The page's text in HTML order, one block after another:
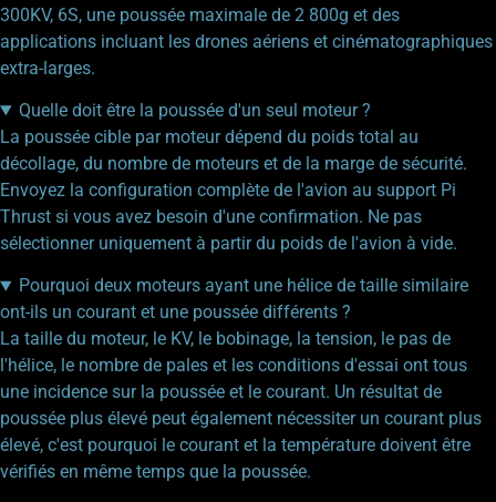
300KV, 6S, une poussée maximale de 2 800g et des
applications incluant les drones aériens et cinématographiques
extra-larges.
Quelle doit être la poussée d'un seul moteur ?
La poussée cible par moteur dépend du poids total au
décollage, du nombre de moteurs et de la marge de sécurité.
Envoyez la configuration complète de l'avion au support Pi
Thrust si vous avez besoin d'une confirmation. Ne pas
sélectionner uniquement à partir du poids de l'avion à vide.
Pourquoi deux moteurs ayant une hélice de taille similaire
ont-ils un courant et une poussée différents ?
La taille du moteur, le KV, le bobinage, la tension, le pas de
l'hélice, le nombre de pales et les conditions d'essai ont tous
une incidence sur la poussée et le courant. Un résultat de
poussée plus élevé peut également nécessiter un courant plus
élevé, c'est pourquoi le courant et la température doivent être
vérifiés en même temps que la poussée.